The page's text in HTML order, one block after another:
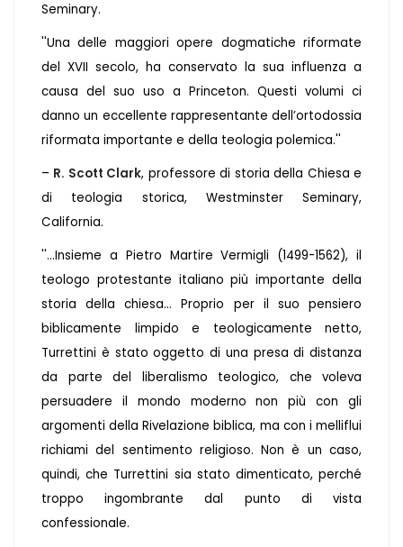
Seminary.
''Una delle maggiori opere dogmatiche riformate
del XVII secolo, ha conservato la sua influenza a
causa del suo uso a Princeton. Questi volumi ci
danno un eccellente rappresentante dell’ortodossia
riformata importante e della teologia polemica.''
– R. Scott Clark, professore di storia della Chiesa e
di teologia storica, Westminster Seminary,
California.
''...Insieme a Pietro Martire Vermigli (1499-1562), il
teologo protestante italiano più importante della
storia della chiesa... Proprio per il suo pensiero
biblicamente limpido e teologicamente netto,
Turrettini è stato oggetto di una presa di distanza
da parte del liberalismo teologico, che voleva
persuadere il mondo moderno non più con gli
argomenti della Rivelazione biblica, ma con i melliflui
richiami del sentimento religioso. Non è un caso,
quindi, che Turrettini sia stato dimenticato, perché
troppo ingombrante dal punto di vista
confessionale.